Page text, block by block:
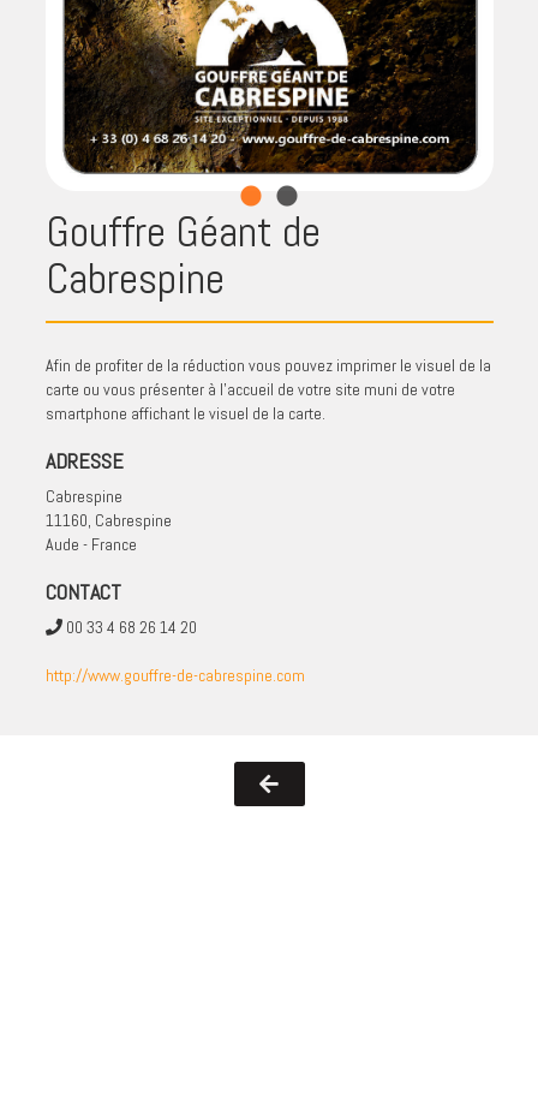
Gouffre Géant de
Cabrespine
Afin de profiter de la réduction vous pouvez imprimer le visuel de la
carte ou vous présenter à l'accueil de votre site muni de votre
smartphone affichant le visuel de la carte.
ADRESSE
Cabrespine
11160, Cabrespine
Aude - France
CONTACT
00 33 4 68 26 14 20
http://www.gouffre-de-cabrespine.com